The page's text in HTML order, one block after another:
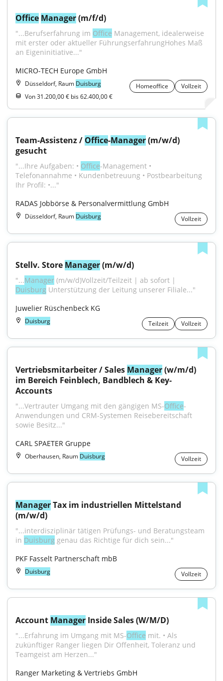
Office Manager (m/f/d)
"...Berufserfahrung im Office Management, idealerweise
mit erster oder aktueller FührungserfahrungHohes Maß
an Eigeninitiative..."
MICRO-TECH Europe GmbH
Düsseldorf, Raum Duisburg Homeoffice
Vollzeit
Von 31.200,00 € bis 62.400,00 €
Team-Assistenz / Office-Manager (m/w/d)
gesucht
"...Ihre Aufgaben: • Office-Management •
Telefonannahme • Kundenbetreuung • Postbearbeitung
Ihr Profil: •..."
RADAS Jobbörse & Personalvermittlung GmbH
Düsseldorf, Raum Duisburg Vollzeit
Stellv. Store Manager (m/w/d)
"...Manager
Duisburg Unterstützung der Leitung unserer Filiale..."
Juwelier Rüschenbeck KG
Duisburg Teilzeit Vollzeit
Vertriebsmitarbeiter / Sales Manager (w/m/d)
im Bereich Feinblech, Bandblech & Key-
Accounts
"...Vertrauter Umgang mit den gängigen MS-Office-
Anwendungen und CRM-Systemen Reisebereitschaft
sowie Besitz..."
CARL SPAETER Gruppe
Oberhausen, Raum Duisburg Vollzeit
Manager Tax im industriellen Mittelstand
(m/w/d)
"...interdisziplinär tätigen Prüfungs- und Beratungsteam
in Duisburg genau das Richtige für dich sein..."
PKF Fasselt Partnerschaft mbB
Duisburg Vollzeit
Account Manager Inside Sales (W/M/D)
"...Erfahrung im Umgang mit MS-Office mit. • Als
zukünftiger Ranger liegen Dir Offenheit, Toleranz und
Teamgeist am Herzen..."
Ranger Marketing & Vertriebs GmbH